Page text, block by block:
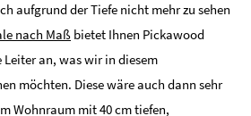
aufgrund der Tiefe nicht mehr zu sehen
nach Maß bietet Ihnen Pickawood
an, was wir in diesem
möchten. Diese wäre auch dann sehr
Wohnraum mit 40 cm tiefen,